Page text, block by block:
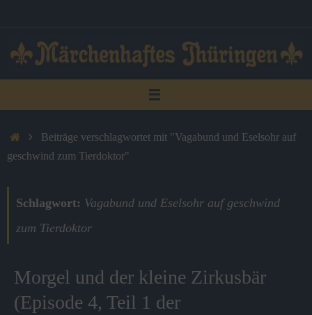
springen
StartBeiträge verschlagwortet mit "Vagabund und Eselsohr auf
geschwind zum Tierdoktor"
Schlagwort: Vagabund und Eselsohr auf geschwind
zum Tierdoktor
Morgel und der kleine Zirkusbär
(Episode 4, Teil 1 der